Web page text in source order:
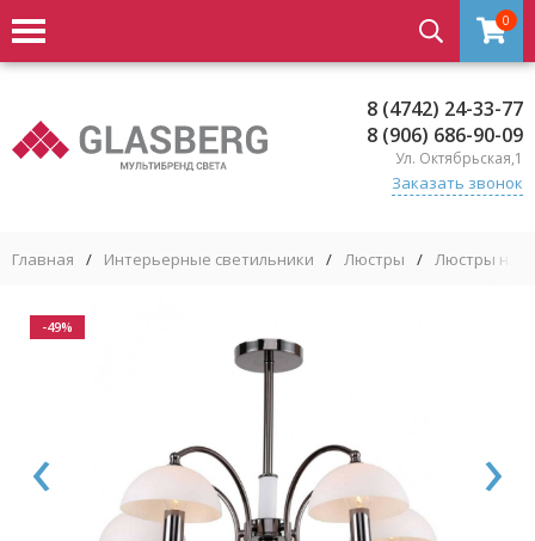
0
8 (4742) 24-33-77
8 (906) 686-90-09
Ул. Октябрьская,1
Заказать звонок
Главная / Интерьерные светильники / Люстры / Люстры на
-49%
‹ ›